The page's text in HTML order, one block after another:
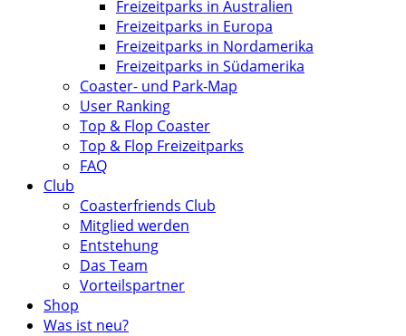
Freizeitparks in Australien
Freizeitparks in Europa
Freizeitparks in Nordamerika
Freizeitparks in Südamerika
Coaster- und Park-Map
User Ranking
Top & Flop Coaster
Top & Flop Freizeitparks
FAQ
Club
Coasterfriends Club
Mitglied werden
Entstehung
Das Team
Vorteilspartner
Shop
Was ist neu?